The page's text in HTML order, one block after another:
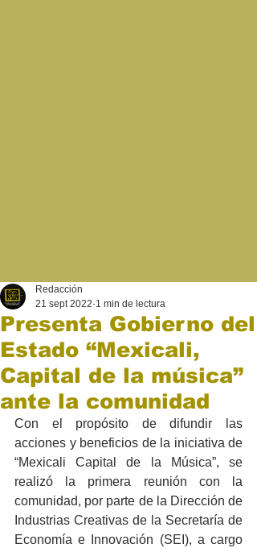
Presenta Gobierno del
Estado “Mexicali,
Capital de la música”
ante la comunidad
Redacción
21 sept 2022 1 min de lectura
Con el propósito de difundir las
acciones y beneficios de la iniciativa de
“Mexicali Capital de la Música”, se
realizó la primera reunión con la
comunidad, por parte de la Dirección de
Industrias Creativas de la Secretaría de
Economía e Innovación (SEI), a cargo